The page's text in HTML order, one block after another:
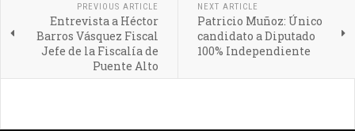
PREVIOUS ARTICLE
Entrevista a Héctor
Barros Vásquez Fiscal
Jefe de la Fiscalía de
Puente Alto
NEXT ARTICLE
Patricio Muñoz: Único
candidato a Diputado
100% Independiente